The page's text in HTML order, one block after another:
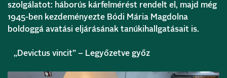
szolgálatot: háborús kárfelmérést rendelt el, majd még
1945-ben kezdeményezte Bódi Mária Magdolna
boldoggá avatási eljárásának tanúkihallgatásait is.
„Devictus vincit” – Legyőzetve győz